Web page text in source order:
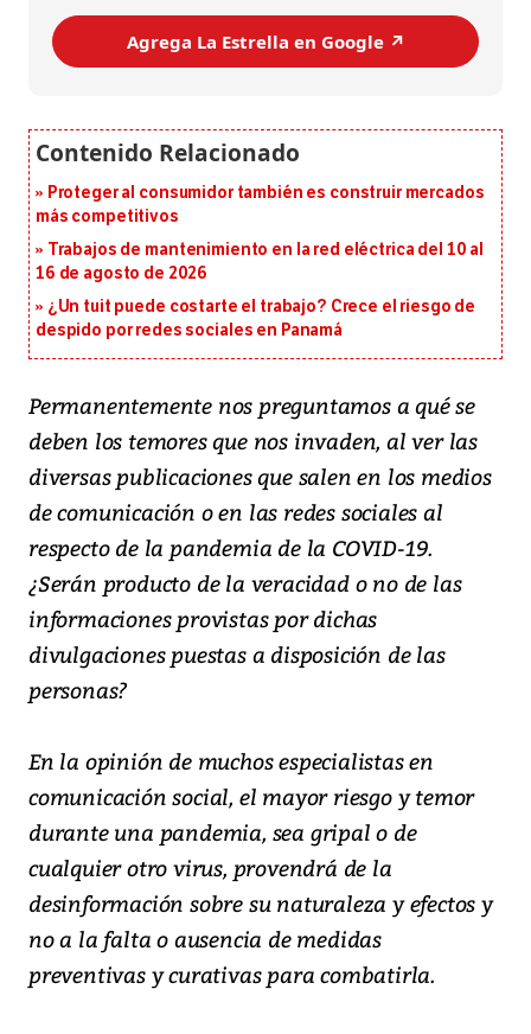
Agrega La Estrella en Google ↗️
Proteger al consumidor también es construir mercados
más competitivos
Trabajos de mantenimiento en la red eléctrica del 10 al
16 de agosto de 2026
¿Un tuit puede costarte el trabajo? Crece el riesgo de
despido por redes sociales en Panamá
Permanentemente nos preguntamos a qué se
deben los temores que nos invaden, al ver las
diversas publicaciones que salen en los medios
de comunicación o en las redes sociales al
respecto de la pandemia de la COVID-19.
¿Serán producto de la veracidad o no de las
informaciones provistas por dichas
divulgaciones puestas a disposición de las
personas?
En la opinión de muchos especialistas en
comunicación social, el mayor riesgo y temor
durante una pandemia, sea gripal o de
cualquier otro virus, provendrá de la
desinformación sobre su naturaleza y efectos y
no a la falta o ausencia de medidas
preventivas y curativas para combatirla.